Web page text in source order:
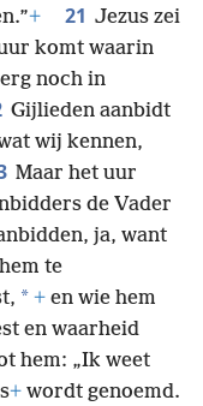
+ 21 Jezus zei
komt waarin
noch in
Gijlieden aanbidt
wij kennen,
Maar het uur
de Vader
ja, want
te
* + en wie hem
en waarheid
hem: „Ik weet
+ wordt genoemd.